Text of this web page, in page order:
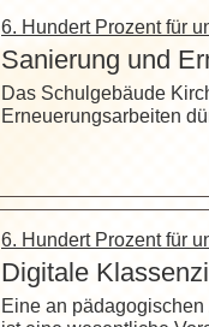
6. Hundert Prozent für
Sanierung und
Das Schulgebäude
Erneuerungsarbeiten
6. Hundert Prozent für
Digitale
Eine an